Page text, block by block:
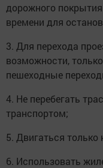
дорожного
времени для
3. Для перехода
возможности,
пешеходные
4. Не перебегать
транспортом;
5. Двигаться только
6. Использовать